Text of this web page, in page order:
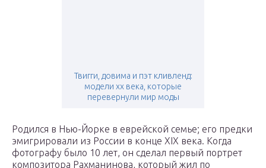
Твигги, довима и пэт кливленд:
модели хх века, которые
перевернули мир моды
Родился в Нью-Йорке в еврейской семье; его предки
эмигрировали из России в конце XIX века. Когда
фотографу было 10 лет, он сделал первый портрет
композитора Рахманинова, который жил по